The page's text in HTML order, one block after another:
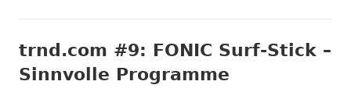
trnd.com #9: FONIC Surf-Stick –
Sinnvolle Programme